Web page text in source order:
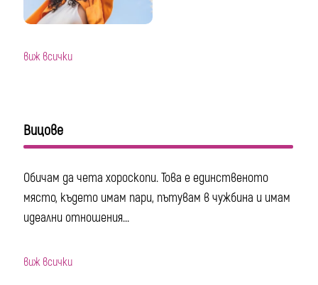
виж всички
Вицове
Обичам да чета хороскопи. Това е единственото
място, където имам пари, пътувам в чужбина и имам
идеални отношения...
виж всички